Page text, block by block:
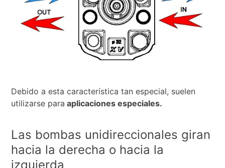
Debido a esta característica tan especial, suelen
utilizarse para aplicaciones especiales.
Las bombas unidireccionales giran
hacia la derecha o hacia la
izquierda